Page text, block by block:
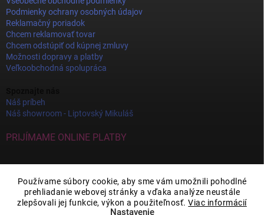
Používame súbory cookie, aby sme vám umožnili pohodlné
prehliadanie webovej stránky a vďaka analýze neustále
zlepšovali jej funkcie, výkon a použiteľnosť.Viac informácií
Nastavenie
Podmienky ochrany osobných údajov
Reklamačný poriadok
Chcem reklamovať tovar
Chcem odstúpiť od kúpnej zmluvy
Možnosti dopravy a platby
Veľkoobchodná spolupráca
Náš príbeh
Náš showroom - Liptovský Mikuláš
PRIJÍMAME ONLINE PLATBY